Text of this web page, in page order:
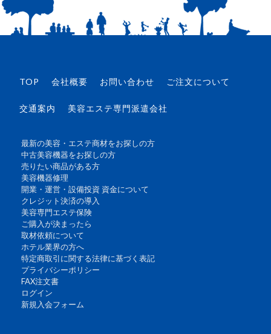
TOP 会社概要 お問い合わせ ご注文について
交通案内 美容エステ専門派遣会社
最新の美容・エステ商材をお探しの方
中古美容機器をお探しの方
売りたい商品がある方
美容機器修理
開業・運営・設備投資 資金について
クレジット決済の導入
美容専門エステ保険
ご購入が決まったら
取材依頼について
ホテル業界の方へ
特定商取引に関する法律に基づく表記
プライバシーポリシー
FAX注文書
ログイン
新規入会フォーム